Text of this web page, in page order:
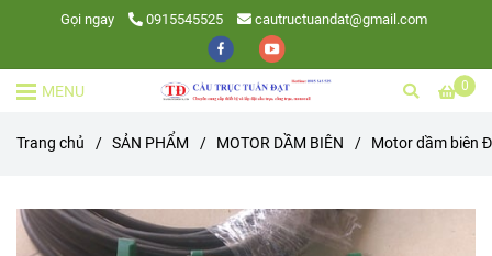
Gọi ngay 0915545525 cautructuandat@gmail.com
0
MENU
Trang chủ / SẢN PHẨM / MOTOR DẦM BIÊN / Motor dầm biên